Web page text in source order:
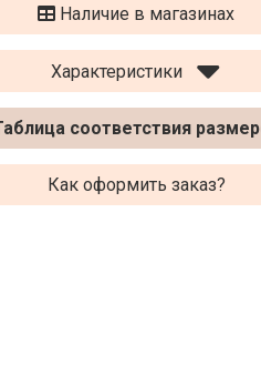
Наличие в магазинах
Характеристики
Таблица соответствия
Как оформить заказ?